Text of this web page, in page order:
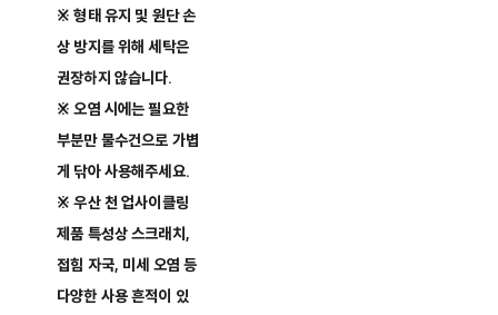
※ 형태 유지 및 원단 손
상 방지를 위해 세탁은
권장하지 않습니다.
※ 오염 시에는 필요한
부분만 물수건으로 가볍
게 닦아 사용해주세요.
※ 우산 천 업사이클링
제품 특성상 스크래치,
접힘 자국, 미세 오염 등
다양한 사용 흔적이 있